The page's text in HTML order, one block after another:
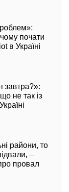
почати
в Україні
завтра?»:
не так із
райони, то
–
провал